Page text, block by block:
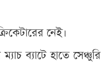
নেই।
ব্যাটে হাতে